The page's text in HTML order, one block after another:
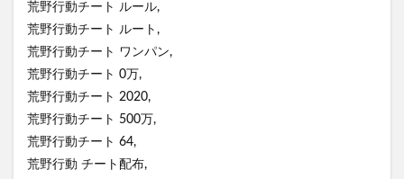
荒野行動チート ルール,
荒野行動チート ルート,
荒野行動チート ワンパン,
荒野行動チート 0万,
荒野行動チート 2020,
荒野行動チート 500万,
荒野行動チート 64,
荒野行動 チート配布,